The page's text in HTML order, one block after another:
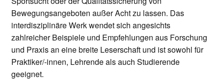
Bewegungsangeboten außer Acht zu lassen. Das
interdisziplinäre Werk wendet sich angesichts
zahlreicher Beispiele und Empfehlungen aus Forschung
und Praxis an eine breite Leserschaft und ist sowohl für
Praktiker/-innen, Lehrende als auch Studierende
geeignet.